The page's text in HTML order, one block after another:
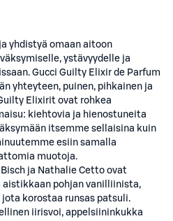
yhdistyä omaan aitoon
ystävyydelle ja
Gucci Guilty Elixir de Parfum
yhteyteen, puinen, pihkainen ja
Elixirit ovat rohkea
kiehtovia ja hienostuneita
itsemme sellaisina kuin
esiin samalla
muotoja.
ja Nathalie Cetto ovat
aistikkaan pohjan vanilliinista,
korostaa runsas patsuli.
iirisvoi, appelsiininkukka